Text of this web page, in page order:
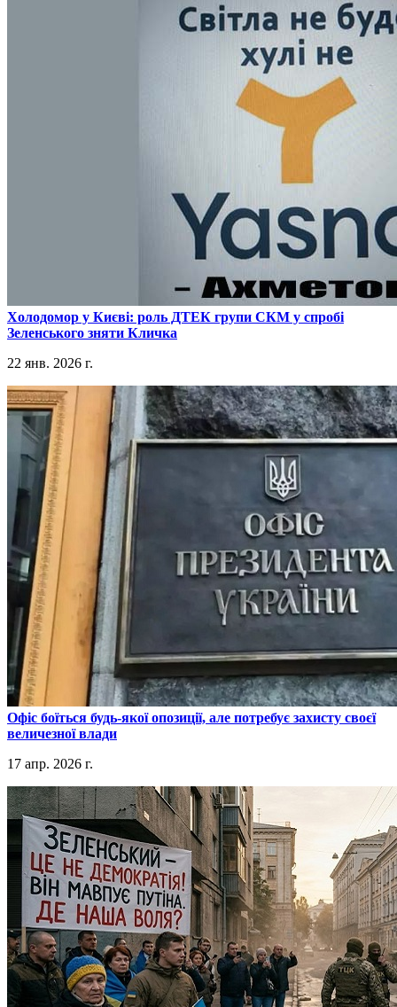
​Холодомор у Києві: роль ДТЕК групи СКМ у спробі
Зеленського зняти Кличка
22 янв. 2026 г.
​Офіс боїться будь-якої опозиції, але потребує захисту своєї
величезної влади
17 апр. 2026 г.